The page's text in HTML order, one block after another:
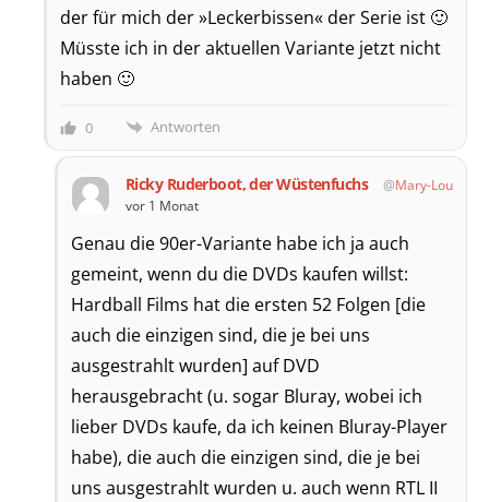
der für mich der »Leckerbissen« der Serie ist 🙂
Müsste ich in der aktuellen Variante jetzt nicht
haben 🙂
0 Antworten
Ricky Ruderboot, der Wüstenfuchs
Mary-Lou
vor 1 Monat
Genau die 90er-Variante habe ich ja auch
gemeint, wenn du die DVDs kaufen willst:
Hardball Films hat die ersten 52 Folgen [die
auch die einzigen sind, die je bei uns
ausgestrahlt wurden] auf DVD
herausgebracht (u. sogar Bluray, wobei ich
lieber DVDs kaufe, da ich keinen Bluray-Player
habe), die auch die einzigen sind, die je bei
uns ausgestrahlt wurden u. auch wenn RTL II